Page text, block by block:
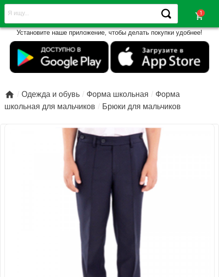
shopping_cart
Установите наше приложение, чтобы делать покупки удобнее!
 Одежда и обувь Форма школьная
Форма
школьная для мальчиков
Брюки для мальчиков